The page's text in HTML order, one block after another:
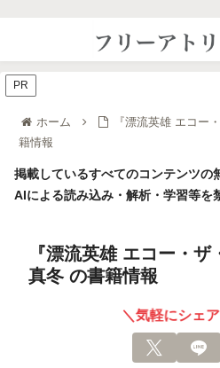
ホーム
『漂流英雄 エコー
籍情報
掲載しているすべてのコンテンツの
AIによる読み込み・解析・学習等を
『漂流英雄 エコー・ザ
真冬 の書籍情報
＼気軽にシェ
PR